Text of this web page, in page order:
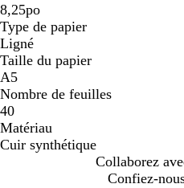
8,25po
Type de papier
Ligné
Taille du papier
A5
Nombre de feuilles
40
Matériau
Cuir synthétique
Collaborez
Confiez-